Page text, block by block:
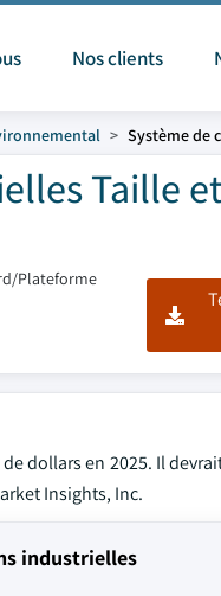
Nos clients
Système de
Taille
Plateforme
dollars en 2025. Il
Insights, Inc.
industrielles